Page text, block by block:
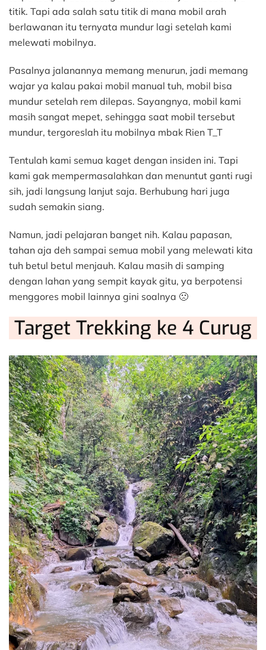
titik. Tapi ada salah satu titik di mana mobil arah
berlawanan itu ternyata mundur lagi setelah kami
melewati mobilnya.
Pasalnya jalanannya memang menurun, jadi memang
wajar ya kalau pakai mobil manual tuh, mobil bisa
mundur setelah rem dilepas. Sayangnya, mobil kami
masih sangat mepet, sehingga saat mobil tersebut
mundur, tergoreslah itu mobilnya mbak Rien T_T
Tentulah kami semua kaget dengan insiden ini. Tapi
kami gak mempermasalahkan dan menuntut ganti rugi
sih, jadi langsung lanjut saja. Berhubung hari juga
sudah semakin siang.
Namun, jadi pelajaran banget nih. Kalau papasan,
tahan aja deh sampai semua mobil yang melewati kita
tuh betul betul menjauh. Kalau masih di samping
dengan lahan yang sempit kayak gitu, ya berpotensi
menggores mobil lainnya gini soalnya 🙁
Target Trekking ke 4 Curug